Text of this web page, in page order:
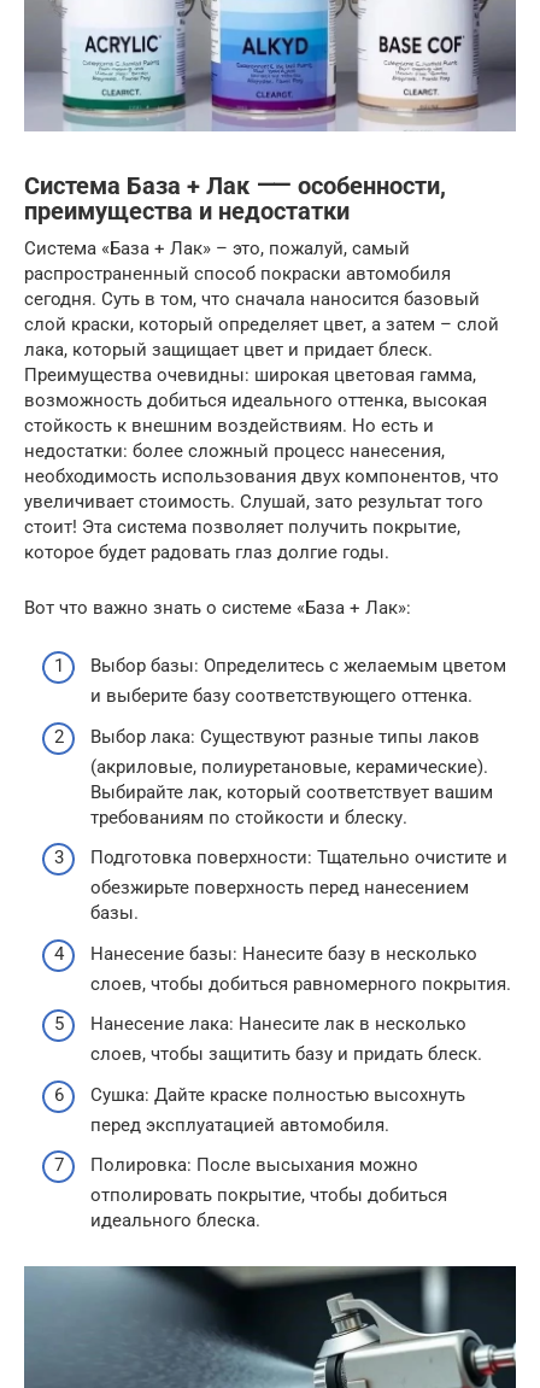
Система База + Лак ⸺ особенности,
преимущества и недостатки
Система «База + Лак» – это, пожалуй, самый
распространенный способ покраски автомобиля
сегодня. Суть в том, что сначала наносится базовый
слой краски, который определяет цвет, а затем – слой
лака, который защищает цвет и придает блеск.
Преимущества очевидны: широкая цветовая гамма,
возможность добиться идеального оттенка, высокая
стойкость к внешним воздействиям. Но есть и
недостатки: более сложный процесс нанесения,
необходимость использования двух компонентов, что
увеличивает стоимость. Слушай, зато результат того
стоит! Эта система позволяет получить покрытие,
которое будет радовать глаз долгие годы.
Вот что важно знать о системе «База + Лак»:
Выбор базы: Определитесь с желаемым цветом
и выберите базу соответствующего оттенка.
Выбор лака: Существуют разные типы лаков
(акриловые, полиуретановые, керамические).
Выбирайте лак, который соответствует вашим
требованиям по стойкости и блеску.
Подготовка поверхности: Тщательно очистите и
обезжирьте поверхность перед нанесением
базы.
Нанесение базы: Нанесите базу в несколько
слоев, чтобы добиться равномерного покрытия.
Нанесение лака: Нанесите лак в несколько
слоев, чтобы защитить базу и придать блеск.
Сушка: Дайте краске полностью высохнуть
перед эксплуатацией автомобиля.
Полировка: После высыхания можно
отполировать покрытие, чтобы добиться
идеального блеска.